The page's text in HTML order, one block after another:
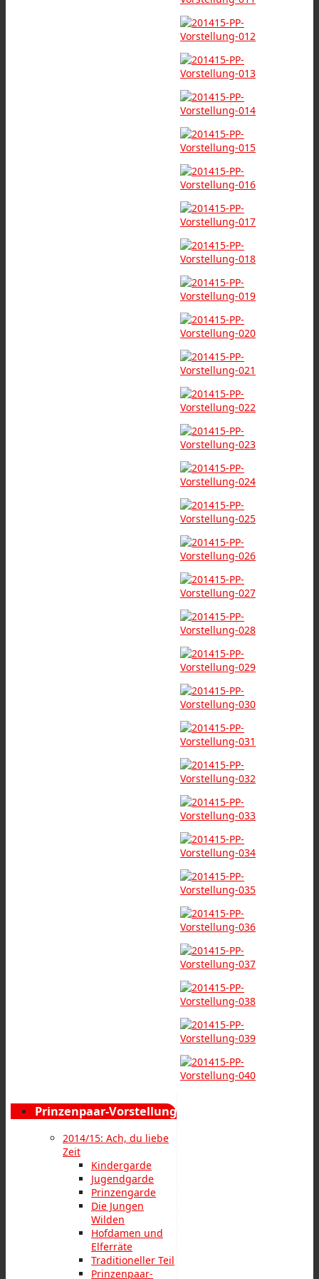
Prinzenpaar-Vorstellung
2014/15: Ach, du liebe
Zeit
Kindergarde
Jugendgarde
Prinzengarde
Die Jungen
Wilden
Hofdamen und
Elferräte
Traditioneller Teil
Prinzenpaar-